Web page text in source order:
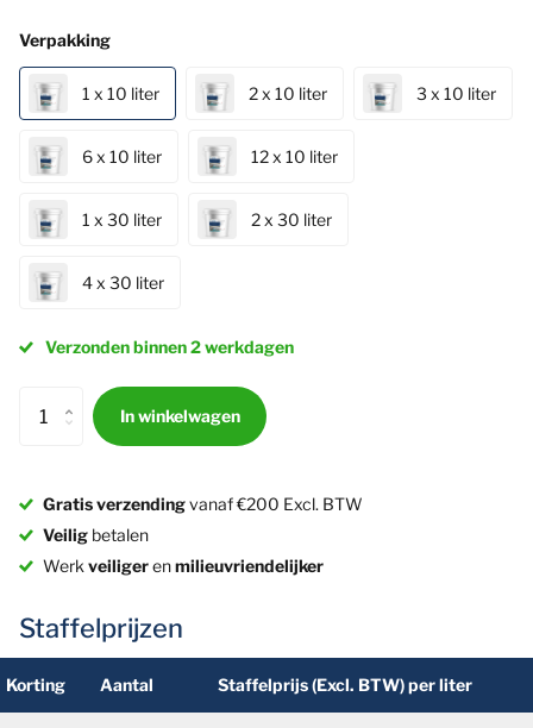
Verpakking
1 x 10 liter 2 x 10 liter 3 x 10 liter
6 x 10 liter 12 x 10 liter
1 x 30 liter 2 x 30 liter
4 x 30 liter
Verzonden binnen 2 werkdagen
In winkelwagen
Gratis verzendingvanaf €200 Excl. BTW
Veilig betalen
Werk veiligerenmilieuvriendelijker
Staffelprijzen
Korting Aantal Staffelprijs(Excl. BTW)per liter